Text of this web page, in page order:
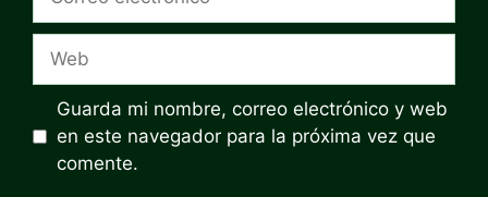
Web
Guarda mi nombre, correo electrónico y web
en este navegador para la próxima vez que
comente.